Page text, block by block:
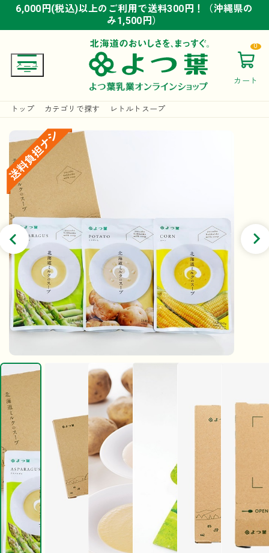
6,000円(税込)以上のご利用で送料300円！（沖縄県の
み1,500円）
6,000円(税込)以上のご利用で送料300円！（沖縄県の
み1,500円）
6,000円(税込)以上のご利用で送料300円！（沖縄県の
み1,500円）
カート
0
トップ カテゴリで探す レトルトスープ